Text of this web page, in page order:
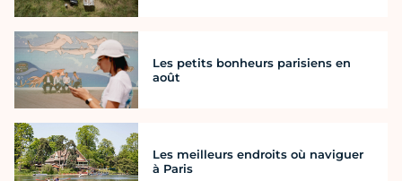
Les petits bonheurs parisiens en
août
Les meilleurs endroits où naviguer
à Paris